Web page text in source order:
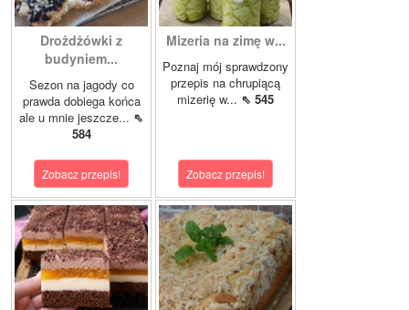
Drożdżówki z
budyniem...
Sezon na jagody co
prawda dobiega końca
ale u mnie jeszcze... ⇖
584
Zobacz przepis!
Mizeria na zimę w...
Poznaj mój sprawdzony
przepis na chrupiącą
mizerię w... ⇖ 545
Zobacz przepis!